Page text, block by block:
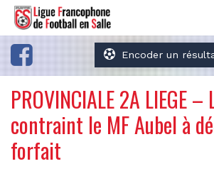
Encoder un
PROVINCIALE 2A LIEGE
contraint le MF Aubel à
forfait